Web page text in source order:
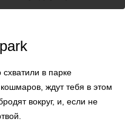
в парке
ждут тебя в этом
вокруг, и, если не